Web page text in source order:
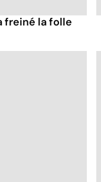
freiné la folle